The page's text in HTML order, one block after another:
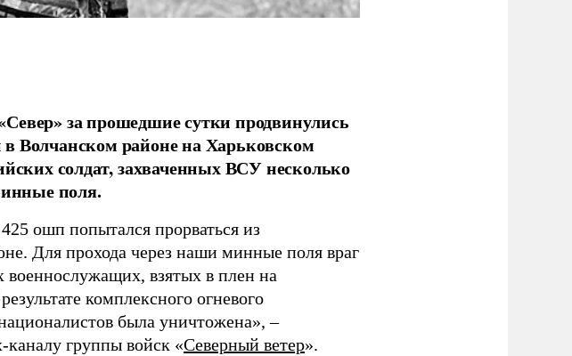
за прошедшие сутки продвинулись
Волчанском районе на Харьковском
солдат, захваченных ВСУ несколько
поля.
ошп попытался прорваться из
Для прохода через наши минные поля враг
военнослужащих, взятых в плен на
комплексного огневого
была уничтожена», –
группы войск «Северный ветер».